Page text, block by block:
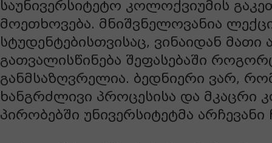
საუნივერსიტეტო კოლოქვიუმის
მოეთხოვება. მნიშვნელოვანია
სტუდენტებისთვისაც, ვინაიდან მათი
გათვალისწინება შეფასებაში
განმსაზღვრელია. ბედნიერი ვარ,
ხანგრძლივი პროცესისა და მკაცრი
პირობებში უნივერსიტეტმა არჩევანი